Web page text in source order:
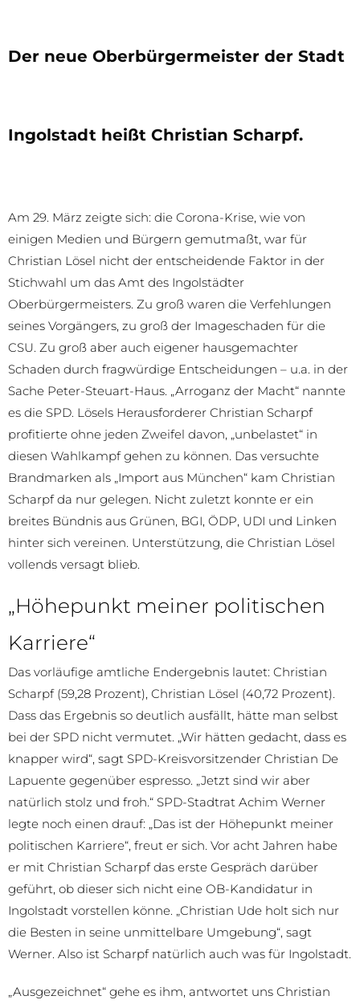
Der neue Oberbürgermeister der Stadt
Ingolstadt heißt Christian Scharpf.
Am 29. März zeigte sich: die Corona-Krise, wie von
einigen Medien und Bürgern gemutmaßt, war für
Christian Lösel nicht der entscheidende Faktor in der
Stichwahl um das Amt des Ingolstädter
Oberbürgermeisters. Zu groß waren die Verfehlungen
seines Vorgängers, zu groß der Imageschaden für die
CSU. Zu groß aber auch eigener hausgemachter
Schaden durch fragwürdige Entscheidungen – u.a. in der
Sache Peter-Steuart-Haus. „Arroganz der Macht“ nannte
es die SPD. Lösels Herausforderer Christian Scharpf
profitierte ohne jeden Zweifel davon, „unbelastet“ in
diesen Wahlkampf gehen zu können. Das versuchte
Brandmarken als „Import aus München“ kam Christian
Scharpf da nur gelegen. Nicht zuletzt konnte er ein
breites Bündnis aus Grünen, BGI, ÖDP, UDI und Linken
hinter sich vereinen. Unterstützung, die Christian Lösel
vollends versagt blieb.
„Höhepunkt meiner politischen
Karriere“
Das vorläufige amtliche Endergebnis lautet: Christian
Scharpf (59,28 Prozent), Christian Lösel (40,72 Prozent).
Dass das Ergebnis so deutlich ausfällt, hätte man selbst
bei der SPD nicht vermutet. „Wir hätten gedacht, dass es
knapper wird“, sagt SPD-Kreisvorsitzender Christian De
Lapuente gegenüber espresso. „Jetzt sind wir aber
natürlich stolz und froh.“ SPD-Stadtrat Achim Werner
legte noch einen drauf: „Das ist der Höhepunkt meiner
politischen Karriere“, freut er sich. Vor acht Jahren habe
er mit Christian Scharpf das erste Gespräch darüber
geführt, ob dieser sich nicht eine OB-Kandidatur in
Ingolstadt vorstellen könne. „Christian Ude holt sich nur
die Besten in seine unmittelbare Umgebung“, sagt
Werner. Also ist Scharpf natürlich auch was für Ingolstadt.
„Ausgezeichnet“ gehe es ihm, antwortet uns Christian